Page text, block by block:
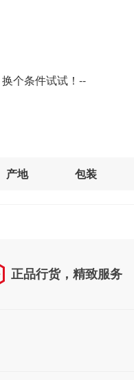
个条件试试！--
产地 包装
正品行货，精致服务